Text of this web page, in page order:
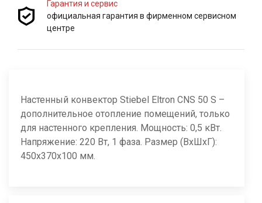
Гарантия и сервис
официальная гарантия в фирменном сервисном
центре
Настенный конвектор Stiebel Eltron CNS 50 S –
дополнительное отопление помещений, только
для настенного крепления. Мощность: 0,5 кВт.
Напряжение: 220 Вт, 1 фаза. Размер (ВхШхГ):
450х370х100 мм.